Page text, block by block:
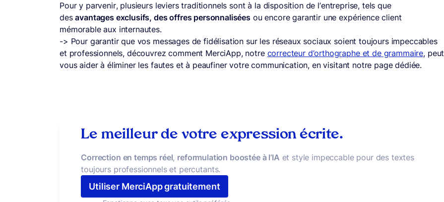
Pour y parvenir, plusieurs leviers traditionnels sont à la disposition de l’entreprise, tels que
desavantages exclusifs, des offres personnalisées ou encore garantir une expérience client
mémorable aux internautes.
-> Pour garantir que vos messages de fidélisation sur les réseaux sociaux soient toujours impeccables
et professionnels, découvrez comment MerciApp, notre correcteur d’orthographe et de grammaire, peut
vous aider à éliminer les fautes et à peaufiner votre communication, en visitant notre page dédiée.
Le meilleur de votre expression écrite.
Correction en temps réel, reformulation boostée à l’IA et style impeccable pour des textes
toujours professionnels et percutants.
Utiliser MerciApp gratuitement